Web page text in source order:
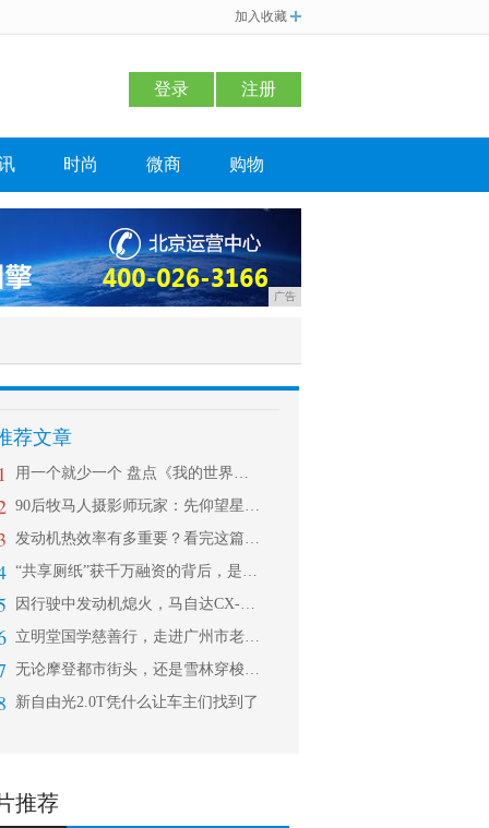
加入收藏
登录 注册
时尚 微商 购物
广告
荐文章
用一个就少一个 盘点《我的世界》里放
90后牧马人摄影师玩家：先仰望星空，
发动机热效率有多重要？看完这篇让你秒
“共享厕纸”获千万融资的背后，是一场
因行驶中发动机熄火，马自达CX-5召
立明堂国学慈善行，走进广州市老人院
无论摩登都市街头，还是雪林穿梭，0月
新自由光2.0T凭什么让车主们找到了
推荐